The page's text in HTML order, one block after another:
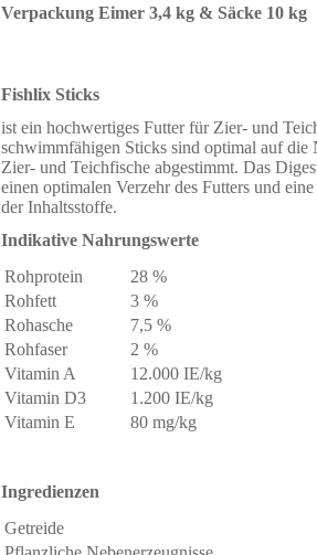
Verpackung Eimer 3,4 kg & Säcke 10 kg
Fishlix Sticks
ist ein hochwertiges Futter für Zier- und
schwimmfähigen Sticks sind optimal auf die
Zier- und Teichfische abgestimmt. Das
einen optimalen Verzehr des Futters und
der Inhaltsstoffe.
Indikative Nahrungswerte
Rohprotein
28 %
Rohfett
3 %
Rohasche
7,5 %
Rohfaser
2 %
Vitamin A
12.000 IE/kg
Vitamin D3
1.200 IE/kg
Vitamin E
80 mg/kg
Ingredienzen
Getreide